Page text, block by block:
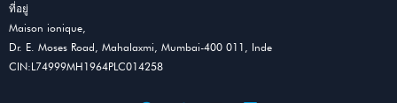
ที่อยู่
Maison ionique,
Dr. E. Moses Road, Mahalaxmi, Mumbai-400 011, Inde
CIN:L74999MH1964PLC014258